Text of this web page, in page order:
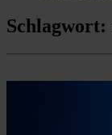
Schlagwort: